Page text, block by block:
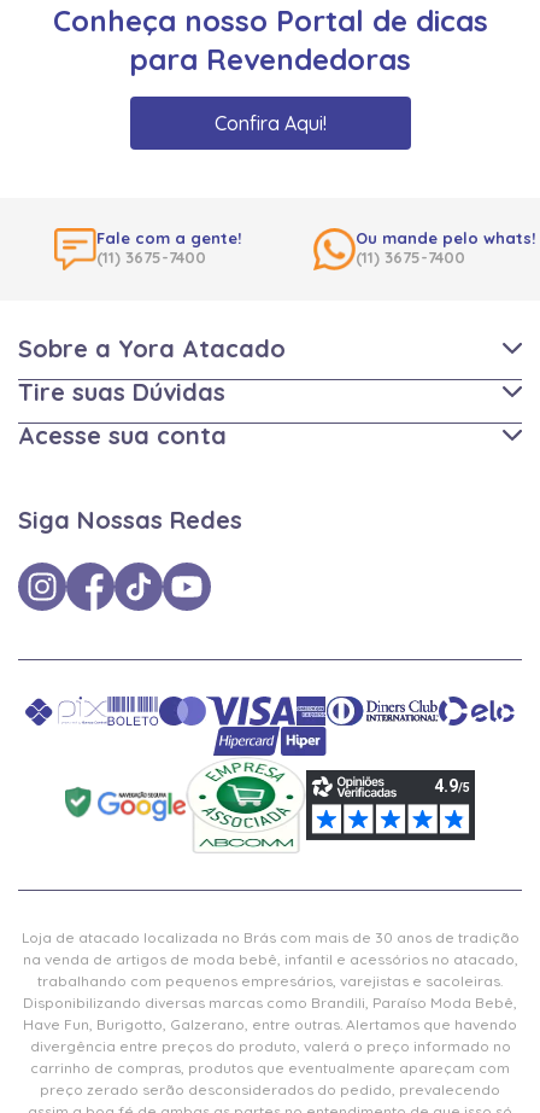
Conheça nosso Portal de dicas
para Revendedoras
Confira Aqui!
Fale com a gente!
(11) 3675-7400
Ou mande pelo whats!
(11) 3675-7400
Sobre a Yora Atacado
Tire suas Dúvidas
Acesse sua conta
Siga Nossas Redes
Loja de atacado localizada no Brás com mais de 30 anos de tradição
na venda de artigos de moda bebê, infantil e acessórios no atacado,
trabalhando com pequenos empresários, varejistas e sacoleiras.
Disponibilizando diversas marcas como Brandili, Paraíso Moda Bebê,
Have Fun, Burigotto, Galzerano, entre outras. Alertamos que havendo
divergência entre preços do produto, valerá o preço informado no
carrinho de compras, produtos que eventualmente apareçam com
preço zerado serão desconsiderados do pedido, prevalecendo